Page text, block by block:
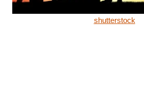
shutterstock